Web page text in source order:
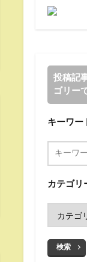
投稿記
ゴリー
キーワー
カテゴリ
検索